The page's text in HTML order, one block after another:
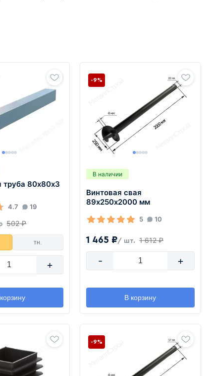
труба 80х80х3
4.7 19
502 ₽
тн.
+
В наличии
Винтовая свая
89х250х2000 мм
5 10
1 465 ₽/ шт. 1 612 ₽
-9%
- +
В корзину
-9%